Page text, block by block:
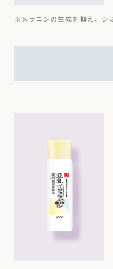
※メラニンの生成を抑え、シ